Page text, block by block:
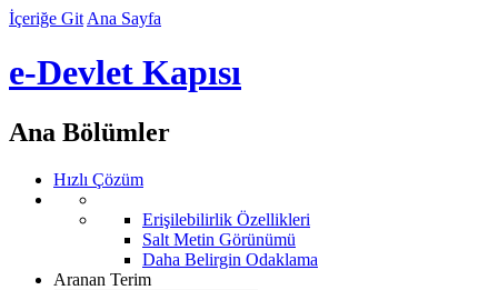
İçeriğe Git Ana Sayfa
e-Devlet Kapısı
Ana Bölümler
Hızlı Çözüm
Erişilebilirlik Özellikleri
Salt Metin Görünümü
Daha Belirgin Odaklama
Aranan Terim